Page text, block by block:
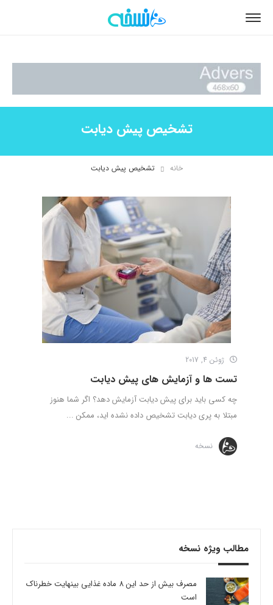
تشخیص پیش دیابت
خانه تشخیص پیش دیابت
ژوئن 4, 2017
تست ها و آزمایش های پیش دیابت
چه کسی باید برای پیش دیابت آزمایش دهد؟ اگر شما هنوز
مبتلا به پری دیابت تشخیص داده نشده اید، ممکن ...
نسخه
مطالب ویژه نسخه
مصرف بیش از حد این 8 ماده غذایی بینهایت خطرناک
است